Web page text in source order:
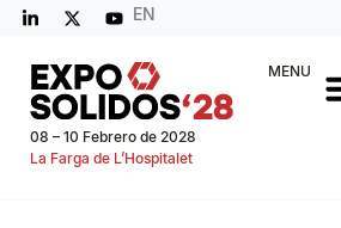
EN
08 – 10 Febrero de 2028
La Farga de L’Hospitalet
MENU